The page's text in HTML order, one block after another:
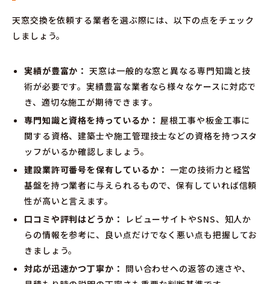
天窓交換を依頼する業者を選ぶ際には、以下の点をチェック
しましょう。
実績が豊富か： 天窓は一般的な窓と異なる専門知識と技
術が必要です。実績豊富な業者なら様々なケースに対応で
き、適切な施工が期待できます。
専門知識と資格を持っているか： 屋根工事や板金工事に
関する資格、建築士や施工管理技士などの資格を持つスタ
ッフがいるか確認しましょう。
建設業許可番号を保有しているか： 一定の技術力と経営
基盤を持つ業者に与えられるもので、保有していれば信頼
性が高いと言えます。
口コミや評判はどうか：
レビューサイトやSNS、知人か
らの情報を参考に、良い点だけでなく悪い点も把握してお
きましょう。
対応が迅速かつ丁寧か： 問い合わせへの返答の速さや、